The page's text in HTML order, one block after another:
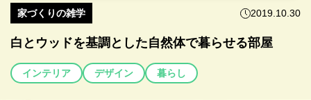
家づくりの雑学 2019.10.30
白とウッドを基調とした自然体で暮らせる部屋
インテリア デザイン 暮らし